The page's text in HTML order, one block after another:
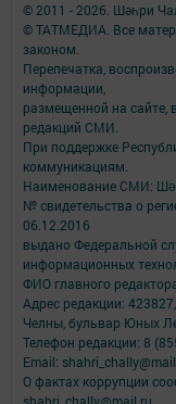
© 2011 - 2026. Шәһри
© ТАТМЕДИА. Все
законом.
Перепечатка,
информации,
размещенной на сайте,
редакций СМИ.
При поддержке
коммуникациям.
Наименование СМИ:
№ свидетельства о
06.12.2016
выдано Федеральной
информационных
ФИО главного
Адрес редакции:
Челны, бульвар Юных
Телефон редакции: 8
Email:
О фактах коррупции